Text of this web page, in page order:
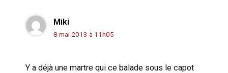
Miki
8 mai 2013 à 11h05
Y a déjà une martre qui ce balade sous le capot